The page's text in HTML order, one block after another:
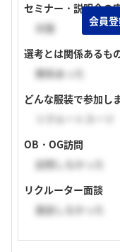
セミナー・説明会の
対面
選考とは関係あるも
関係あった
どんな服装で参加し
リクルートスーツ
OB・OG訪問
訪問しなかった
リクルーター面談
面談しなかった
会員